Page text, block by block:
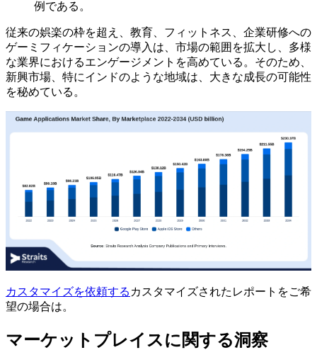
例である。
従来の娯楽の枠を超え、教育、フィットネス、企業研修への
ゲーミフィケーションの導入は、市場の範囲を拡大し、多様
な業界におけるエンゲージメントを高めている。そのため、
新興市場、特にインドのような地域は、大きな成長の可能性
を秘めている。
カスタマイズを依頼する カスタマイズされたレポートをご希
望の場合は。
マーケットプレイスに関する洞察